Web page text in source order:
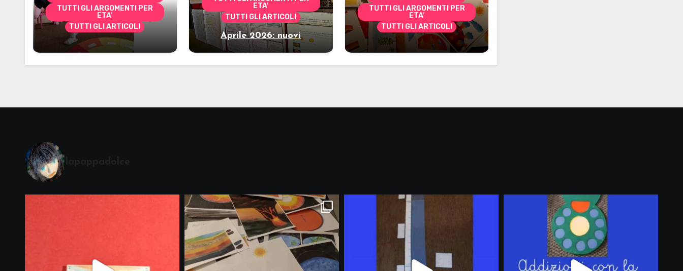
TUTTI GLI ARGOMENTI PER
ETA'
TUTTI GLI ARTICOLI
Alcuni materiali per
accompagnare la
Cerimonia del Sole
ETA'
TUTTI GLI ARTICOLI
Aprile 2026: nuovi
materiali stampabili per
TUTTI GLI ARGOMENTI PER
ETA'
TUTTI GLI ARTICOLI
Marzo 2026: nuovi
materiali stampabili per
gli abbonati